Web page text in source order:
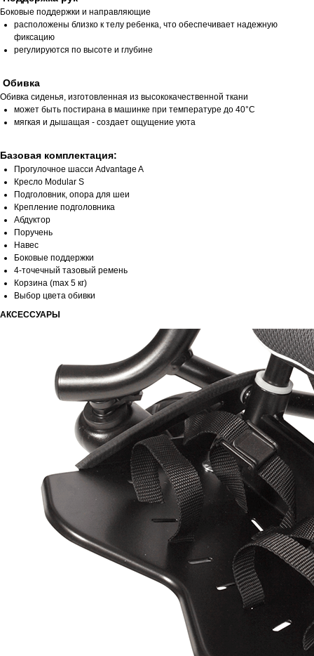
Боковые поддержки и направляющие
расположены близко к телу ребенка, что обеспечивает надежную
фиксацию
регулируются по высоте и глубине
Обивка
Обивка сиденья, изготовленная из высококачественной ткани
может быть постирана в машинке при температуре до 40°C
мягкая и дышащая - создает ощущение уюта
Базовая комплектация:
Прогулочное шасси Advantage A
Кресло Modular S
Подголовник, опора для шеи
Крепление подголовника
Абдуктор
Поручень
Навес
Боковые поддержки
4-точечный тазовый ремень
Корзина (max 5 кг)
Выбор цвета обивки
АКСЕССУАРЫ